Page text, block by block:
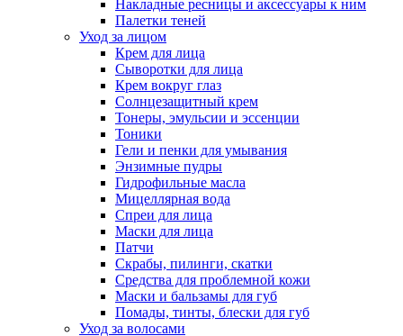
Накладные ресницы и аксессуары к ним
Палетки теней
Уход за лицом
Крем для лица
Сыворотки для лица
Крем вокруг глаз
Солнцезащитный крем
Тонеры, эмульсии и эссенции
Тоники
Гели и пенки для умывания
Энзимные пудры
Гидрофильные масла
Мицеллярная вода
Спреи для лица
Маски для лица
Патчи
Скрабы, пилинги, скатки
Средства для проблемной кожи
Маски и бальзамы для губ
Помады, тинты, блески для губ
Уход за волосами